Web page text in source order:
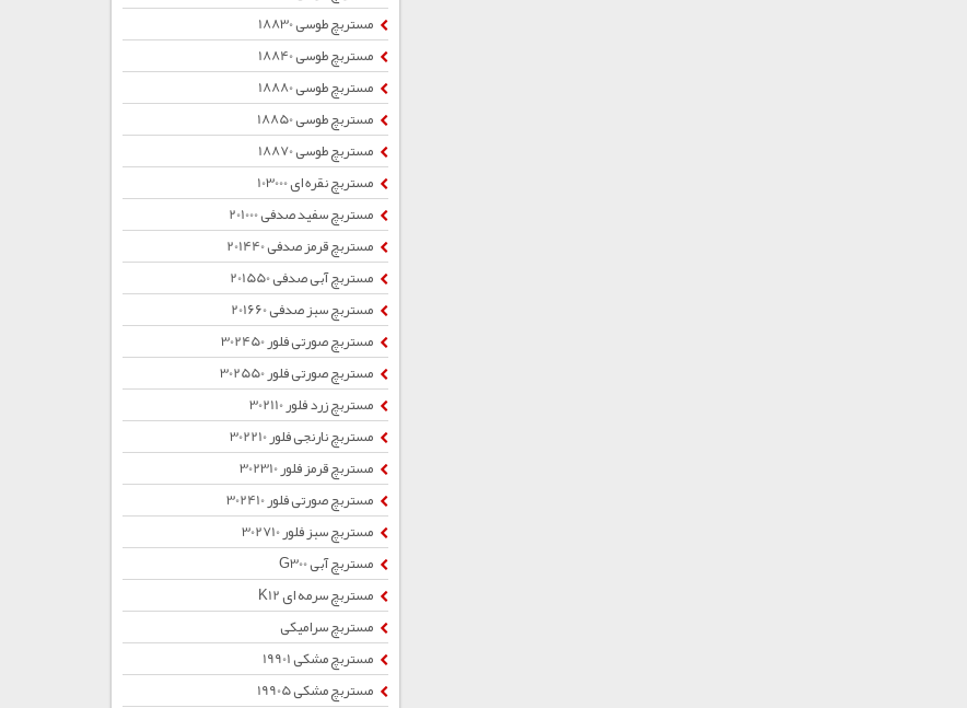
مستربچ طوسی 18830
مستربچ طوسی 18840
مستربچ طوسی 18880
مستربچ طوسی 18850
مستربچ طوسی 18870
مستربچ نقره ای 103000
مستربچ سفید صدفی 201000
مستربچ قرمز صدفی 201440
مستربچ آبی صدفی 201550
مستربچ سبز صدفی 201660
مستربچ صورتی فلور 302450
مستربچ صورتی فلور 302550
مستربچ زرد فلور 302110
مستربچ نارنجی فلور 302210
مستربچ قرمز فلور 302310
مستربچ صورتی فلور 302410
مستربچ سبز فلور 302710
مستربچ آبی G300
مستربچ سرمه ای K12
مستربچ سرامیکی
مستربچ مشکی 19901
مستربچ مشکی 19905